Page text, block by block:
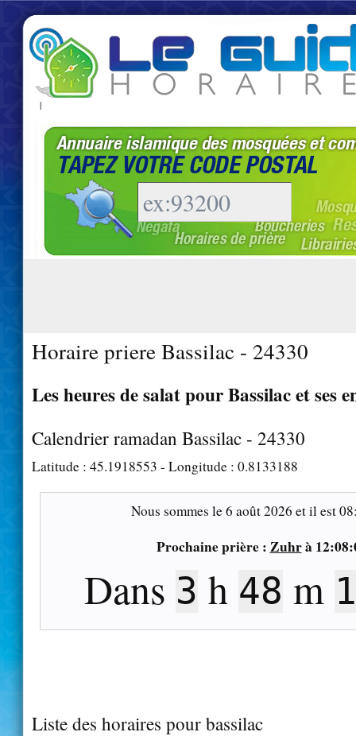
|
Horaire priere Bassilac - 24330
Les heures de salat pour Bassilac et ses
Calendrier ramadan Bassilac - 24330
Latitude : 45.1918553 - Longitude : 0.8133188
Nous sommes le6 août 2026 et il est
Prochaine prière : Zuhrà
Dans 3 h 48 m
Liste des horaires pour bassilac